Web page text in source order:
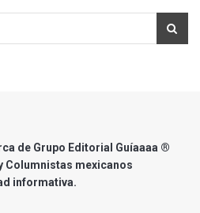
de Grupo Editorial Guíaaaa ®
Columnistas mexicanos
informativa.